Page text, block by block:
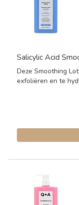
Salicylic Acid
Deze Smoothing
exfoliëren en te